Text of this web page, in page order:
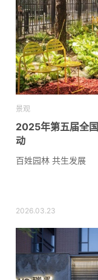
景观
2025年第五届全
动
百姓园林 共生发展
2026.03.23